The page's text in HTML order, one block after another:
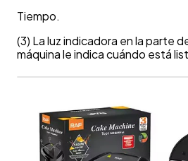
Tiempo.
(3) La luz indicadora en la parte
máquina le indica cuándo está